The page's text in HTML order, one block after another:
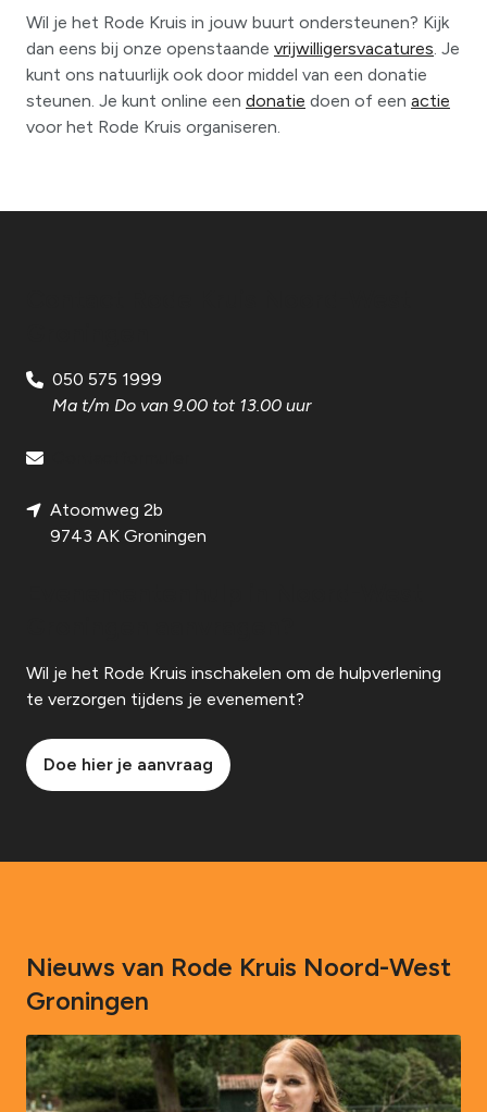
Wil je het Rode Kruis in jouw buurt ondersteunen? Kijk
dan eens bij onze openstaande vrijwilligersvacatures. Je
kunt ons natuurlijk ook door middel van een donatie
steunen. Je kunt online een donatie doen of een actie
voor het Rode Kruis organiseren.
050 575 1999
Ma t/m Do van 9.00 tot 13.00 uur
Atoomweg 2b
9743 AK Groningen
Wil je het Rode Kruis inschakelen om de hulpverlening
te verzorgen tijdens je evenement?
Doe hier je aanvraag
Nieuws van Rode Kruis Noord-West
Groningen